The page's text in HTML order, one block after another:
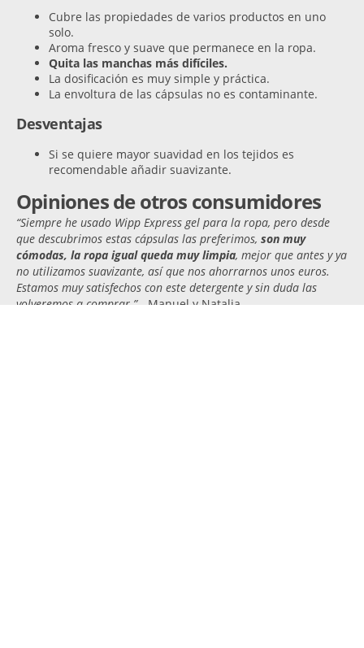
Cubre las propiedades de varios productos en uno
solo.
Aroma fresco y suave que permanece en la ropa.
Quita las manchas más difíciles.
La dosificación es muy simple y práctica.
La envoltura de las cápsulas no es contaminante.
Desventajas
Si se quiere mayor suavidad en los tejidos es
recomendable añadir suavizante.
Opiniones de otros consumidores
“Siempre he usado Wipp Express gel para la ropa, pero desde
que descubrimos estas cápsulas las preferimos, son muy
cómodas, la ropa igual queda muy limpia, mejor que antes y ya
no utilizamos suavizante, así que nos ahorrarnos unos euros.
Estamos muy satisfechos con este detergente y sin duda las
volveremos a comprar.”- Manuel y Natalia.